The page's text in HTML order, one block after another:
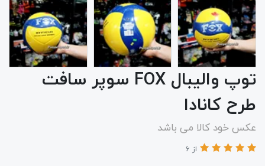
توپ والیبال FOX سوپر سافت
طرح کانادا
عکس خود کالا می باشد
از 6